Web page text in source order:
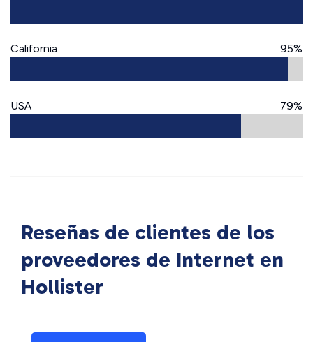
California 95%
USA 79%
Reseñas de clientes de los
proveedores de Internet en
Hollister